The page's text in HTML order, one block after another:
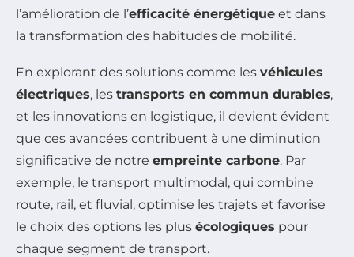
l’amélioration de l’efficacité énergétique et dans
la transformation des habitudes de mobilité.
En explorant des solutions comme les véhicules
électriques, les transports en commun durables,
et les innovations en logistique, il devient évident
que ces avancées contribuent à une diminution
significative de notre empreinte carbone. Par
exemple, le transport multimodal, qui combine
route, rail, et fluvial, optimise les trajets et favorise
le choix des options les plus écologiques pour
chaque segment de transport.